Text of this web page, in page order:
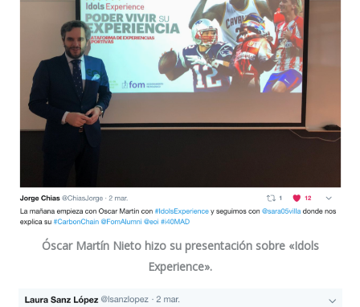
Óscar Martín Nietohizo su presentación sobre «Idols
Experience».